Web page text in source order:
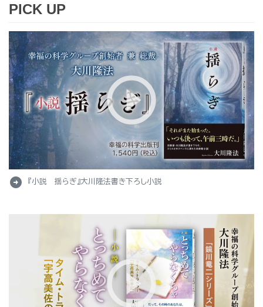
PICK UP
arrow_circle_right 『小説 揺らぎ』大川隆法書き下ろし小説